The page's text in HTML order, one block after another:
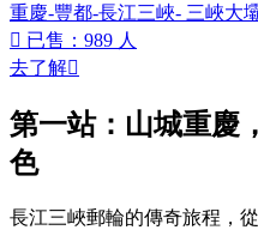
重慶-豐都-長江三峽- 三峽大
 已售：989 人
去了解
第一站：山城重慶
色
長江三峽郵輪的傳奇旅程，